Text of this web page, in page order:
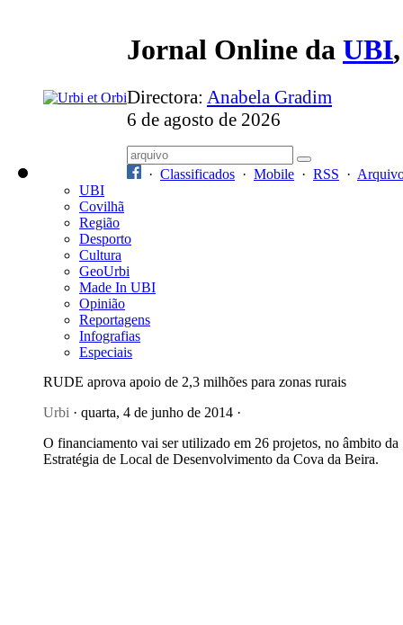
Jornal Online da UBI
Directora: Anabela Gradim
6 de agosto de 2026
· Classificados · Mobile · RSS ·
UBI
Covilhã
Região
Desporto
Cultura
GeoUrbi
Made In UBI
Opinião
Reportagens
Infografias
Especiais
RUDE aprova apoio de 2,3 milhões para zonas rurais
Urbi · quarta, 4 de junho de 2014 ·
O financiamento vai ser utilizado em 26 projetos, no âmbito da
Estratégia de Local de Desenvolvimento da Cova da Beira.